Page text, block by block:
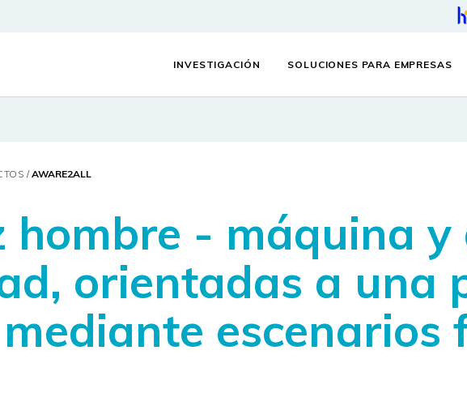
INVESTIGACIÓN SOLUCIONES PARA EMPRESAS
AWARE2ALL
- máquina y
orientadas a una
escenarios